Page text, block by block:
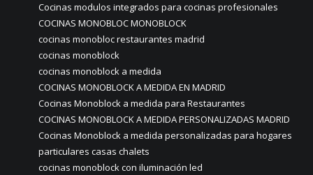
Cocinas modulos integrados para cocinas profesionales
COCINAS MONOBLOC MONOBLOCK
cocinas monobloc restaurantes madrid
cocinas monoblock
cocinas monoblock a medida
COCINAS MONOBLOCK A MEDIDA EN MADRID
Cocinas Monoblock a medida para Restaurantes
COCINAS MONOBLOCK A MEDIDA PERSONALIZADAS MADRID
Cocinas Monoblock a medida personalizadas para hogares
particulares casas chalets
cocinas monoblock con iluminación led